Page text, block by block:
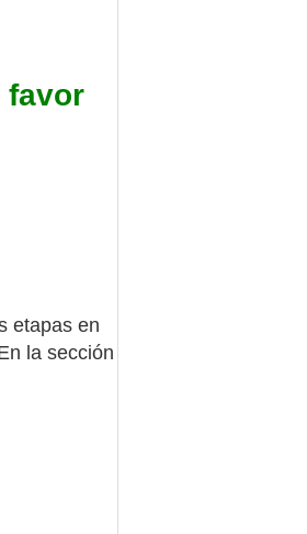
favor
etapas en
la sección